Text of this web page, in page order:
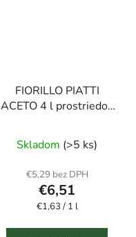
FIORILLO PIATTI
ACETO 4 l prostriedok
Skladom (>5 ks)
€5,29 bez DPH
€6,51
Jednotková
€1,63 / 1 l